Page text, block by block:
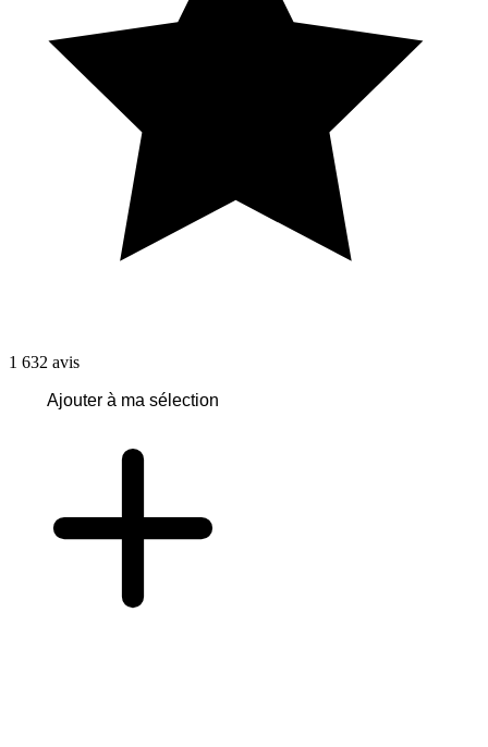
1 632 avis
Ajouter à ma sélection